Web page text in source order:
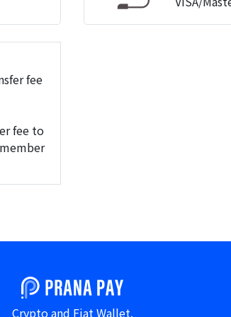
fee
fee to
Crypto and Fiat Wallet.